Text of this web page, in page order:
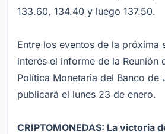
133.60, 134.40 y luego 137.50.
Entre los eventos de la próxima
interés el informe de la Reunión
Política Monetaria del Banco de
publicará el lunes 23 de enero.
CRIPTOMONEDAS: La victoria